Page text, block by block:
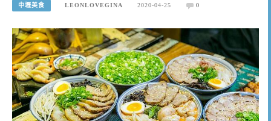
中壢美食 LEONLOVEGINA 2020-04-25 0